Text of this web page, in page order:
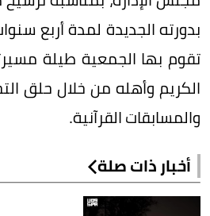
بدورته الجديدة لمدة أربع
تقوم بها الجمعية طيلة
الكريم وأهله من خلال حلق
والمسابقات القرآنية.
أخبار ذات صلة